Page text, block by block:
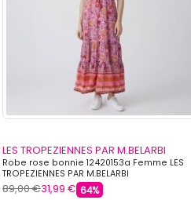
LES TROPEZIENNES PAR M.BELARBI
Robe rose bonnie 12420153a Femme LES
TROPEZIENNES PAR M.BELARBI
89,00 €31,99 € 64%